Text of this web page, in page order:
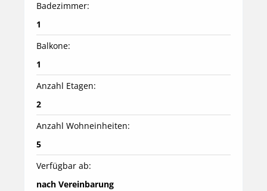
Badezimmer:
1
Balkone:
1
Anzahl Etagen:
2
Anzahl Wohneinheiten:
5
Verfügbar ab:
nach Vereinbarung